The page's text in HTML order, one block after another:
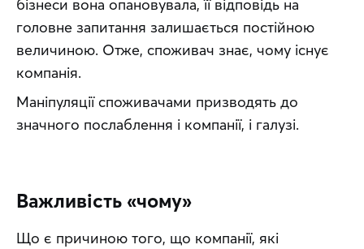
бізнеси вона опановувала, її відповідь на
головне запитання залишається постійною
величиною. Отже, споживач знає, чому існує
компанія.
Маніпуляції споживачами призводять до
значного послаблення і компанії, і галузі.
Важливість «чому»
Що є причиною того, що компанії, які